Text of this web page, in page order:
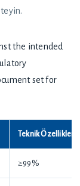
the intended
set for
Teknik Özellikler
≥99%